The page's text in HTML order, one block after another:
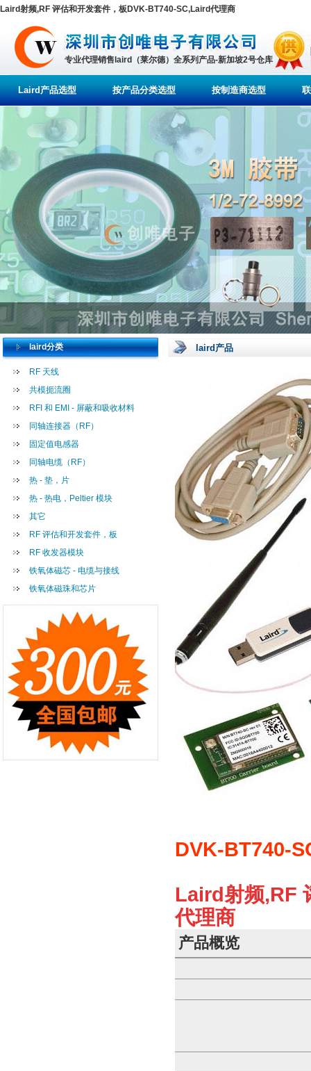
Laird射频,RF 评估和开发套件，板DVK-BT740-SC,Laird代理商
专业代理销售laird（莱尔德）全系列产品-新加坡2号仓库
Laird产品选型 按产品分类选型 按制造商选型
laird分类
RF 天线
共模扼流圈
RFI 和 EMI - 屏蔽和吸收材料
同轴连接器（RF）
固定值电感器
同轴电缆（RF）
热 - 垫，片
热 - 热电，Peltier 模块
其它
RF 评估和开发套件，板
RF 收发器模块
铁氧体磁芯 - 电缆与接线
铁氧体磁珠和芯片
laird产品
DVK-BT740-
Laird射频,RF
代理商
产品概览